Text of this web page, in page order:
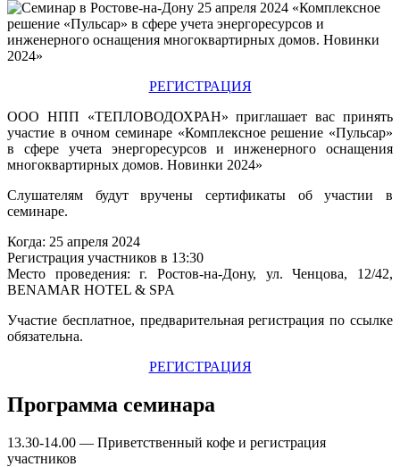
РЕГИСТРАЦИЯ
ООО НПП «ТЕПЛОВОДОХРАН» приглашает вас принять
участие в очном семинаре «Комплексное решение «Пульсар»
в сфере учета энергоресурсов и инженерного оснащения
многоквартирных домов. Новинки 2024»
Слушателям будут вручены сертификаты об участии в
семинаре.
Когда: 25 апреля 2024
Регистрация участников в 13:30
Место проведения: г. Ростов-на-Дону, ул. Ченцова, 12/42,
BENAMAR HOTEL & SPA
Участие бесплатное, предварительная регистрация по ссылке
обязательна.
РЕГИСТРАЦИЯ
Программа семинара
13.30-14.00 — Приветственный кофе и регистрация
участников